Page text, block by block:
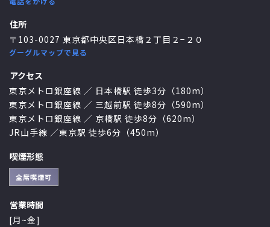
住所
〒103-0027 東京都中央区日本橋２丁目２−２０
グーグルマップで見る
アクセス
東京メトロ銀座線 ／ 日本橋駅 徒歩3分（180m）
東京メトロ銀座線 ／ 三越前駅 徒歩8分（590m）
東京メトロ銀座線 ／ 京橋駅 徒歩8分（620m）
JR山手線 ／東京駅 徒歩6分（450m）
喫煙形態
全席喫煙可
営業時間
[月~金]